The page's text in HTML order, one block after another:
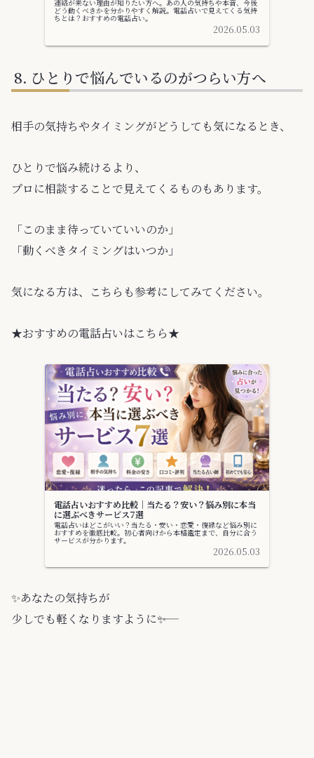
連絡が来ない理由が知りたい方へ。あの人の気持ちや本音、今後
どう動くべきかを分かりやすく解説。電話占いで見えてくる気持
ちとは？おすすめの電話占い。
2026.05.03
ひとりで悩んでいるのがつらい方へ
相手の気持ちやタイミングがどうしても気になるとき、
ひとりで悩み続けるより、
プロに相談することで見えてくるものもあります。
「このまま待っていていいのか」
「動くべきタイミングはいつか」
気になる方は、こちらも参考にしてみてください。
★おすすめの電話占いはこちら★
電話占いおすすめ比較｜当たる？安い？悩み別に本当
に選ぶべきサービス7選
電話占いはどこがいい？当たる・安い・恋愛・復縁など悩み別に
おすすめを徹底比較。初心者向けから本格鑑定まで、自分に合う
サービスが分かります。
2026.05.03
✨️あなたの気持ちが
少しでも軽くなりますように――✨️